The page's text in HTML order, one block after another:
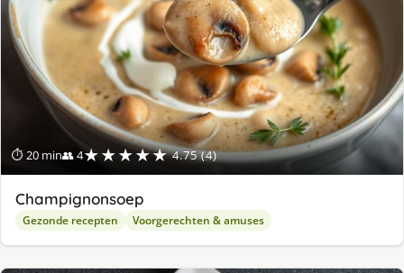
⏱ 20 min👥 4★★★★★ 4.75 (4)
Champignonsoep
Gezonde recepten Voorgerechten & amuses